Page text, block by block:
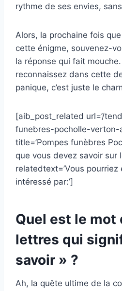
rythme de ses envies,
Alors, la prochaine fois
cette énigme, souvenez-
la réponse qui fait
reconnaissez dans cette
panique, c’est juste le
[aib_post_related url=’/
funebres-pocholle-verton-
title=’Pompes funèbres
que vous devez savoir sur
relatedtext=’Vous
intéressé par:’]
Quel est le mot
lettres qui
savoir » ?
Ah, la quête ultime de la